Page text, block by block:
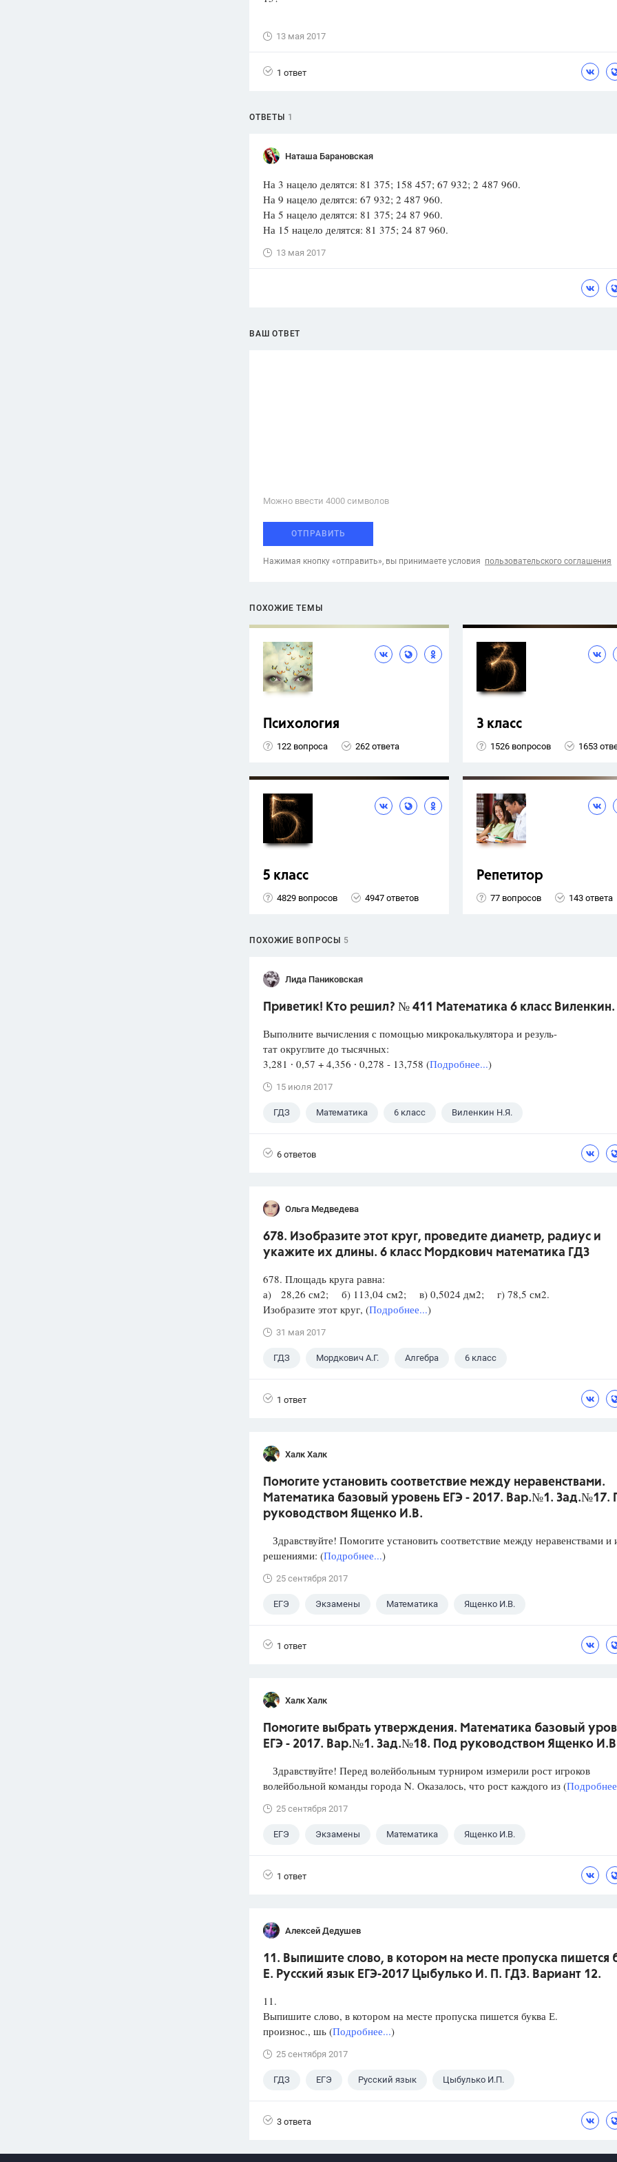
1752 ответа
ответа
1551 ответ
ответов
Красота,
13 мая 2017
1 ответ
ОТВЕТЫ 1
Наташа Барановская
На 3 нацело делятся: 81 375; 158 457; 67 932; 2 487 960.
На 9 нацело делятся: 67 932; 2 487 960.
На 5 нацело делятся: 81 375; 24 87 960.
На 15 нацело делятся: 81 375; 24 87 960.
13 мая 2017
ВАШ ОТВЕТ
Можно ввести 4000 cимволов
ОТПРАВИТЬ
Нажимая кнопку «отправить», вы принимаете условия пользовательского соглашения
ПОХОЖИЕ ТЕМЫ
Психология
122 вопроса 262 ответа
3 класс
1526 вопросов 1653
5 класс
4829 вопросов 4947 ответов
Репетитор
77 вопросов 143 ответа
ПОХОЖИЕ ВОПРОСЫ 5
Лида Паниковская
Приветик! Кто решил? № 411 Математика 6 класс Виленкин.
Выполните вычисления с помощью микрокалькулятора и резуль-
тат округлите до тысячных:
3,281 ∙ 0,57 + 4,356 ∙ 0,278 - 13,758 (Подробнее...)
15 июля 2017
ГДЗ Математика 6 класс Виленкин Н.Я.
6 ответов
Ольга Медведева
678. Изобразите этот круг, проведите диаметр, радиус и
укажите их длины. 6 класс Мордкович математика ГДЗ
678. Площадь круга равна:
а) 28,26 см2; б) 113,04 см2; в) 0,5024 дм2; г) 78,5 см2.
Изобразите этот круг, (Подробнее...)
31 мая 2017
ГДЗ Мордкович А.Г. Алгебра 6 класс
1 ответ
Халк Халк
Помогите установить соответствие между неравенствами.
Математика базовый уровень ЕГЭ - 2017. Вар.№1. Зад.№17.
руководством Ященко И.В.
Здравствуйте! Помогите установить соответствие между неравенствами и
решениями: (Подробнее...)
25 сентября 2017
ЕГЭ Экзамены Математика Ященко И.В.
1 ответ
Халк Халк
Помогите выбрать утверждения. Математика базовый
ЕГЭ - 2017. Вар.№1. Зад.№18. Под руководством Ященко
Здравствуйте! Перед волейбольным турниром измерили рост игроков
волейбольной команды города N. Оказалось, что рост каждого из (
25 сентября 2017
ЕГЭ Экзамены Математика Ященко И.В.
1 ответ
Алексей Дедушев
11. Выпишите слово, в котором на месте пропуска пишется
Е. Русский язык ЕГЭ-2017 Цыбулько И. П. ГДЗ. Вариант 12.
11.
Выпишите слово, в котором на месте пропуска пишется буква Е.
произнос., шь (Подробнее...)
25 сентября 2017
ГДЗ ЕГЭ Русский язык Цыбулько И.П.
3 ответа